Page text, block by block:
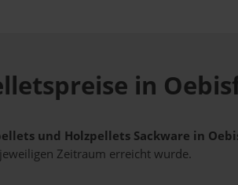
in
und Holzpellets Sackware in
Zeitraum erreicht wurde.